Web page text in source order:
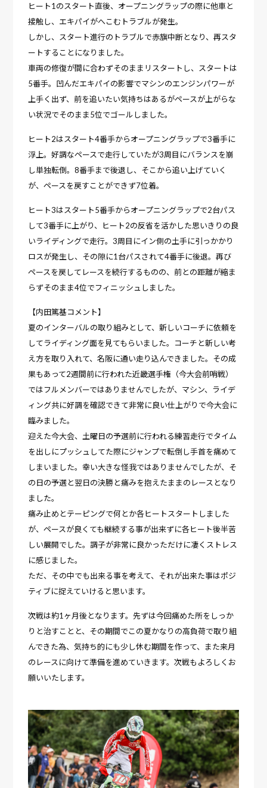
ヒート1のスタート直後、オープニングラップの際に他車と
接触し、エキパイがへこむトラブルが発生。
しかし、スタート進行のトラブルで赤旗中断となり、再スタ
ートすることになりました。
車両の修復が間に合わずそのままリスタートし、スタートは
5番手。凹んだエキパイの影響でマシンのエンジンパワーが
上手く出ず、前を追いたい気持ちはあるがペースが上がらな
い状況でそのまま5位でゴールしました。
ヒート2はスタート4番手からオープニングラップで3番手に
浮上。好調なペースで走行していたが3周目にバランスを崩
し単独転倒。8番手まで後退し、そこから追い上げていく
が、ペースを戻すことができず7位着。
ヒート3はスタート5番手からオープニングラップで2台パス
して3番手に上がり、ヒート2の反省を活かした思いきりの良
いライディングで走行。3周目にイン側の土手に引っかかり
ロスが発生し、その隙に1台パスされて4番手に後退。再び
ペースを戻してレースを続行するものの、前との距離が縮ま
らずそのまま4位でフィニッシュしました。
【内田篤基コメント】
夏のインターバルの取り組みとして、新しいコーチに依頼を
してライディング面を見てもらいました。コーチと新しい考
え方を取り入れて、名阪に通い走り込んできました。その成
果もあって2週間前に行われた近畿選手権（今大会前哨戦）
ではフルメンバーではありませんでしたが、マシン、ライデ
ィング共に好調を確認できて非常に良い仕上がりで今大会に
臨みました。
迎えた今大会、土曜日の予選前に行われる練習走行でタイム
を出しにプッシュしてた際にジャンプで転倒し手首を痛めて
しまいました。幸い大きな怪我ではありませんでしたが、そ
の日の予選と翌日の決勝と痛みを抱えたままのレースとなり
ました。
痛み止めとテーピングで何とか各ヒートスタートしました
が、ペースが良くても継続する事が出来ずに各ヒート後半苦
しい展開でした。調子が非常に良かっただけに凄くストレス
に感じました。
ただ、その中でも出来る事を考えて、それが出来た事はポジ
ティブに捉えていけると思います。
次戦は約1ヶ月後となります。先ずは今回痛めた所をしっか
りと治すことと、その期間でこの夏かなりの高負荷で取り組
んできた為、気持ち的にも少し休む期間を作って、また来月
のレースに向けて準備を進めていきます。次戦もよろしくお
願いいたします。